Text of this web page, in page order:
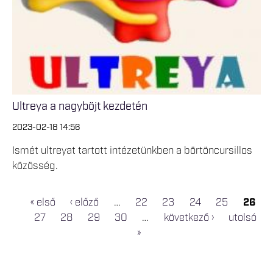
Ultreya a nagyböjt kezdetén
2023-02-18 14:56
Ismét ultreyat tartott intézetünkben a börtöncursillos
közösség.
OLDALAK
« első ‹ előző … 22 23 24 25
26
27
28 29 30 … következő ›
utolsó
»